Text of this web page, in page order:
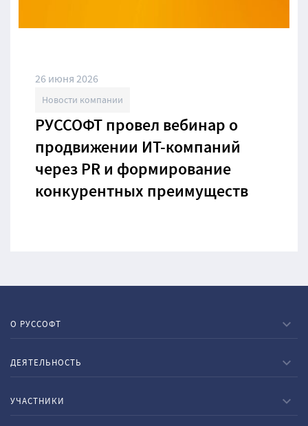
26 июня 2026
Новости компании
РУССОФТ провел вебинар о
продвижении ИТ-компаний
через PR и формирование
конкурентных преимуществ
О РУССОФТ
ДЕЯТЕЛЬНОСТЬ
УЧАСТНИКИ